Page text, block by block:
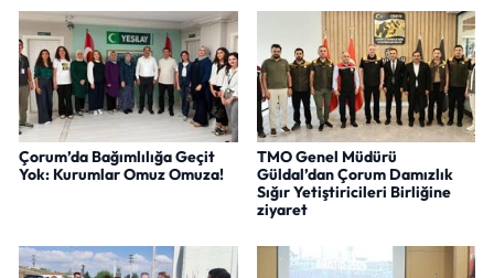
Çorum’da Bağımlılığa Geçit
Yok: Kurumlar Omuz Omuza!
TMO Genel Müdürü
Güldal’dan Çorum Damızlık
Sığır Yetiştiricileri Birliğine
ziyaret